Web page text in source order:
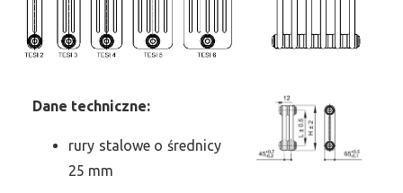
Dane techniczne:
rury stalowe o średnicy
25 mm